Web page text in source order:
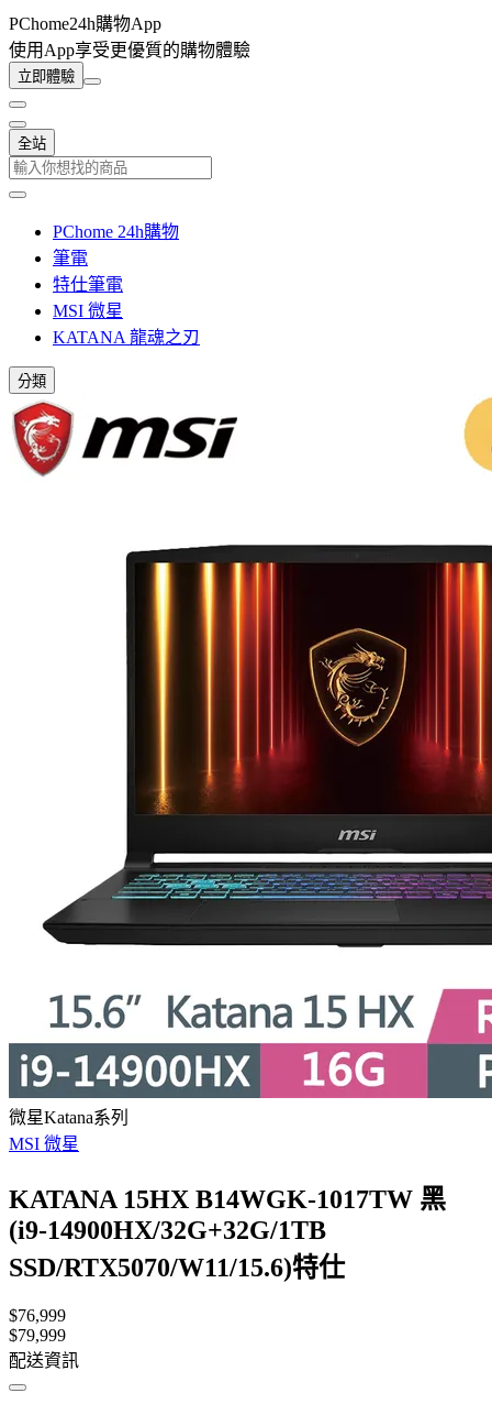
PChome24h購物App
使用App享受更優質的購物體驗
立即體驗
全站
PChome 24h購物
筆電
特仕筆電
MSI 微星
KATANA 龍魂之刃
分類
微星Katana系列
MSI 微星
KATANA 15HX B14WGK-1017TW 黑
(i9-14900HX/32G+32G/1TB
SSD/RTX5070/W11/15.6)特仕
$76,999
$79,999
配送資訊